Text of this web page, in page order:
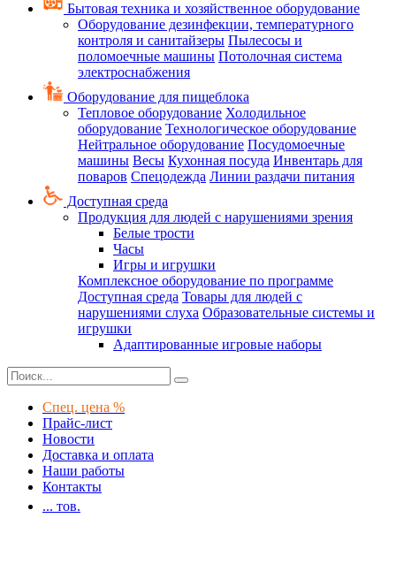
Бытовая техника и хозяйственное оборудование
Оборудование дезинфекции, температурного
контроля и санитайзеры Пылесосы и
поломоечные машины Потолочная система
электроснабжения
Оборудование для пищеблока
Тепловое оборудование Холодильное
оборудование Технологическое оборудование
Нейтральное оборудование Посудомоечные
машины Весы Кухонная посуда Инвентарь для
поваров Спецодежда Линии раздачи питания
Доступная среда
Продукция для людей с нарушениями зрения
Белые трости
Часы
Игры и игрушки
Комплексное оборудование по программе
Доступная среда Товары для людей с
нарушениями слуха Образовательные системы и
игрушки
Адаптированные игровые наборы
Спец. цена %
Прайс-лист
Новости
Доставка и оплата
Наши работы
Контакты
... тов.